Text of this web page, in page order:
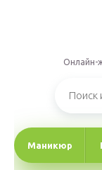
Онлайн-
Маникюр